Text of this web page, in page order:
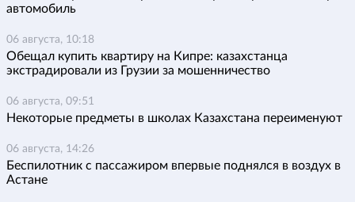
автомобиль
06 августа, 10:18
Обещал купить квартиру на Кипре: казахстанца
экстрадировали из Грузии за мошенничество
06 августа, 09:51
Некоторые предметы в школах Казахстана переименуют
06 августа, 14:26
Беспилотник с пассажиром впервые поднялся в воздух в
Астане